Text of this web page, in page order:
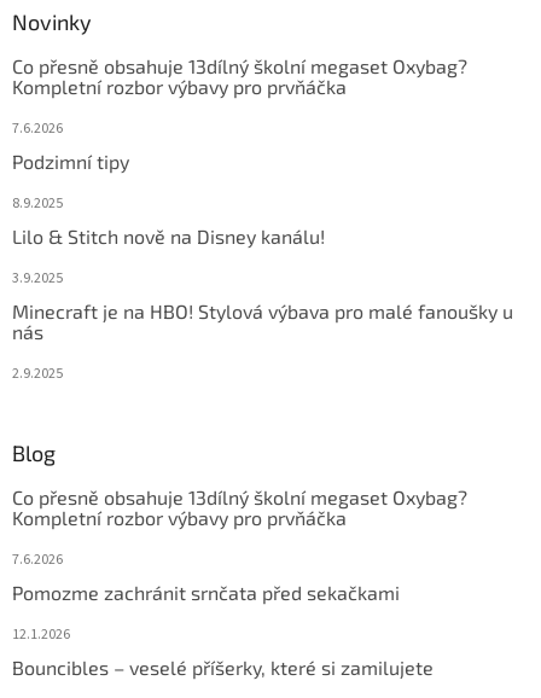
Novinky
Co přesně obsahuje 13dílný školní megaset Oxybag?
Kompletní rozbor výbavy pro prvňáčka
7.6.2026
Podzimní tipy
8.9.2025
Lilo & Stitch nově na Disney kanálu!
3.9.2025
Minecraft je na HBO! Stylová výbava pro malé fanoušky u
nás
2.9.2025
Blog
Co přesně obsahuje 13dílný školní megaset Oxybag?
Kompletní rozbor výbavy pro prvňáčka
7.6.2026
Pomozme zachránit srnčata před sekačkami
12.1.2026
Bouncibles – veselé příšerky, které si zamilujete